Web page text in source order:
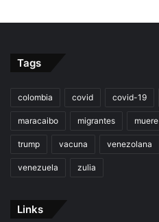
Tags
colombia covid covid-19
maracaibo migrantes muere
trump vacuna venezolana
venezuela zulia
Links